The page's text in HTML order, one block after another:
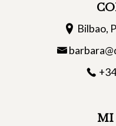
Bilbao,
MI